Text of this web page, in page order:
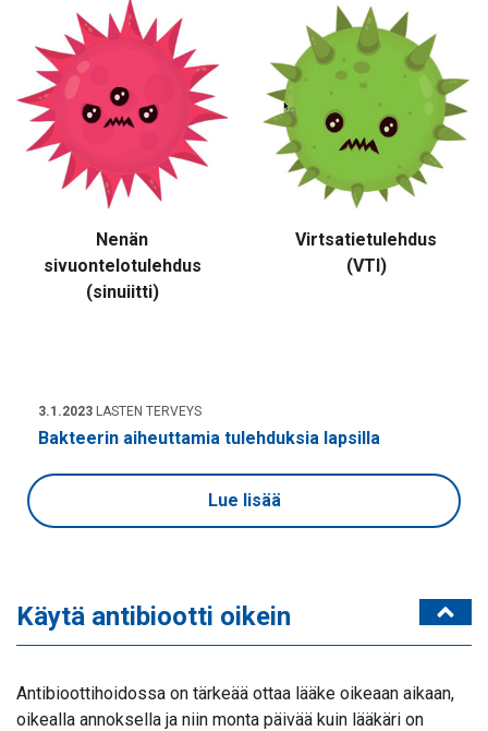
Nenän
sivuontelotulehdus
(sinuiitti)
Virtsatietulehdus
(VTI)
3.1.2023 LASTEN TERVEYS
Bakteerin aiheuttamia tulehduksia lapsilla
Lue lisää
Käytä antibiootti oikein
Antibioottihoidossa on tärkeää ottaa lääke oikeaan aikaan,
oikealla annoksella ja niin monta päivää kuin lääkäri on